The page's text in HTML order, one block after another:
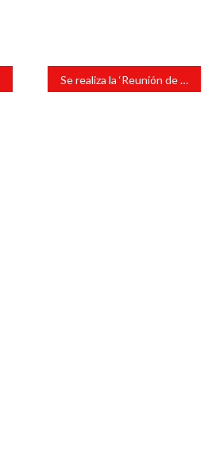
Se realiza la ‘Reunión de Apertura’ para llevar a cabo el ‘Plan de Auditoria Cruzada’ por parte del Instituto Tecnológico Superior de La Montaña